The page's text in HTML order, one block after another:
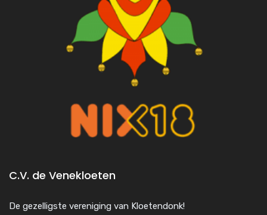
C.V. de Venekloeten
De gezelligste vereniging van Kloetendonk!